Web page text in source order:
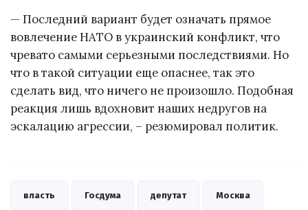
— Последний вариант будет означать прямое
вовлечение НАТО в украинский конфликт, что
чревато самыми серьезными последствиями. Но
что в такой ситуации еще опаснее, так это
сделать вид, что ничего не произошло. Подобная
реакция лишь вдохновит наших недругов на
эскалацию агрессии, – резюмировал политик.
власть Госдума депутат Москва